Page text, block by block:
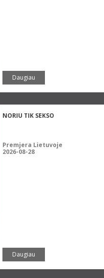
Daugiau
NORIU TIK SEKSO
Premjera Lietuvoje
2026-08-28
Daugiau